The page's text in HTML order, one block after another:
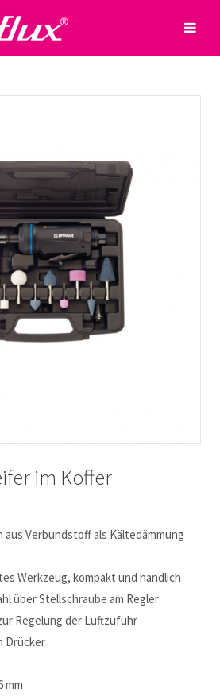
im Koffer
aus Verbundstoff als Kältedämmung
Werkzeug, kompakt und handlich
über Stellschraube am Regler
Regelung der Luftzufuhr
Drücker
mm